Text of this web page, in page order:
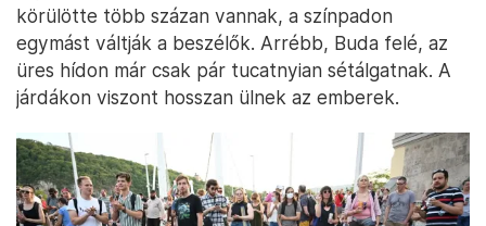
körülötte több százan vannak, a színpadon
egymást váltják a beszélők. Arrébb, Buda felé, az
üres hídon már csak pár tucatnyian sétálgatnak. A
járdákon viszont hosszan ülnek az emberek.